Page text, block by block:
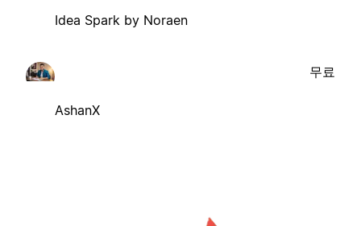
Idea Spark by Noraen
AshanX
무료